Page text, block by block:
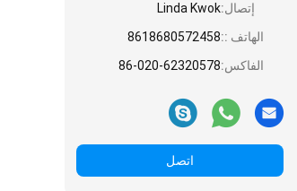
إتصال:Linda Kwok
الهاتف ::8618680572458
الفاكس:86-020-62320578
اتصل